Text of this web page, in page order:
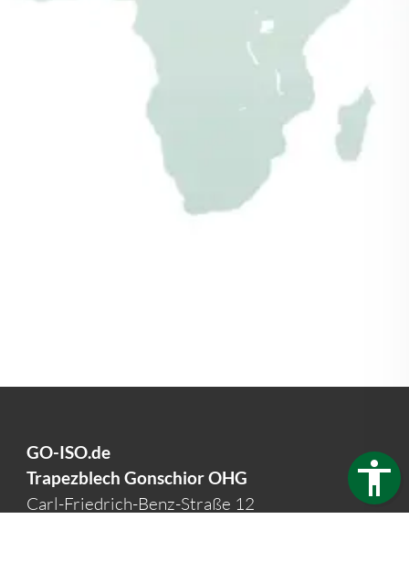
mehr erfahren
GO-ISO.de
Trapezblech Gonschior OHG
Carl-Friedrich-Benz-Straße 12